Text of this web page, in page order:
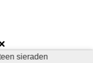
sieraden